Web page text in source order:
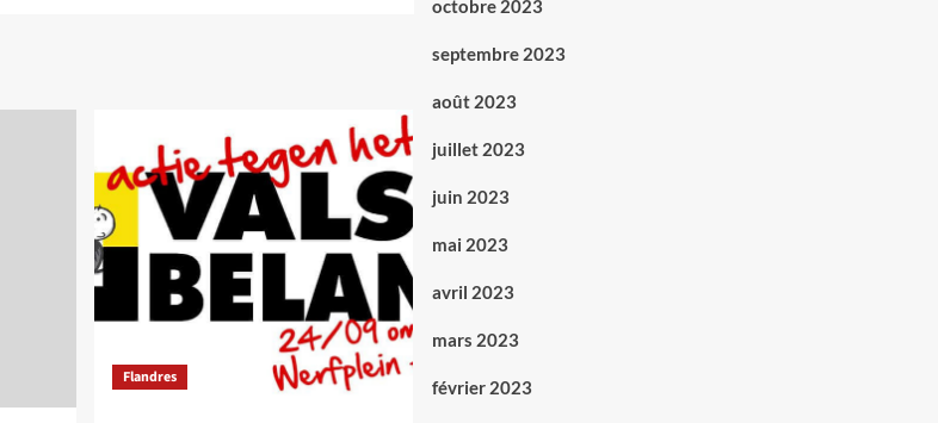
Flandres
octobre 2023
septembre 2023
août 2023
juillet 2023
juin 2023
mai 2023
avril 2023
mars 2023
février 2023